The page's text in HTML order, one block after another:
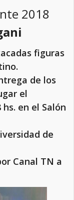
2018
figuras
de los
el
en el Salón
de
Canal TN a